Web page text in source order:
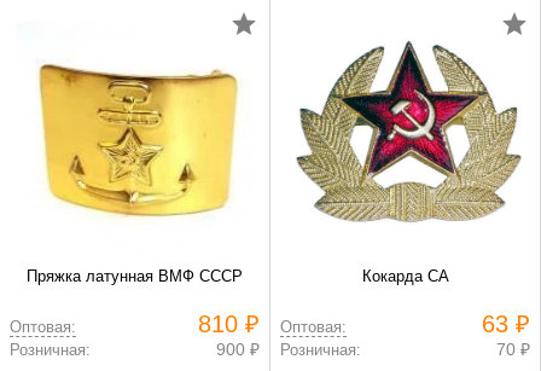
Пряжка латунная ВМФ СССР
Оптовая: 810 ₽
Розничная: 900 ₽
Кокарда СА
Оптовая: 63 ₽
Розничная: 70 ₽